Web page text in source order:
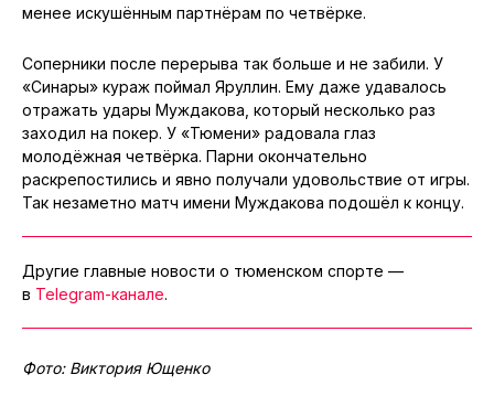
менее искушённым партнёрам по четвёрке.
Соперники после перерыва так больше и не забили. У
«Синары» кураж поймал Яруллин. Ему даже удавалось
отражать удары Муждакова, который несколько раз
заходил на покер. У «Тюмени» радовала глаз
молодёжная четвёрка. Парни окончательно
раскрепостились и явно получали удовольствие от игры.
Так незаметно матч имени Муждакова подошёл к концу.
Другие главные новости о тюменском спорте —
в Telegram-канале.
Фото: Виктория Ющенко